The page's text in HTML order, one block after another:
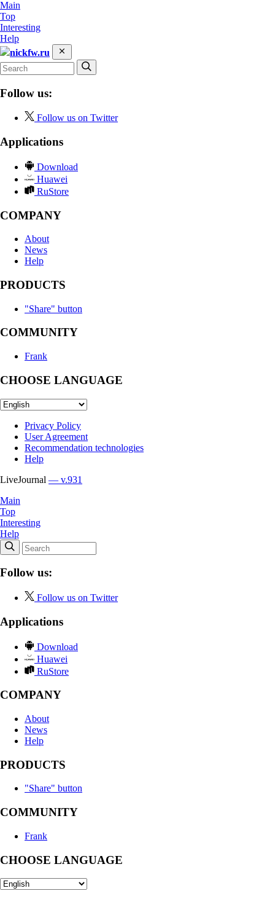
Main
Top
Interesting
Help
nickfw.ru
Follow us:
Follow us on Twitter
Applications
Download
Huawei
RuStore
COMPANY
About
News
Help
PRODUCTS
"Share" button
COMMUNITY
Frank
CHOOSE LANGUAGE
Privacy Policy
User Agreement
Recommendation technologies
Help
LiveJournal — v.931
Main
Top
Interesting
Help
Follow us:
Follow us on Twitter
Applications
Download
Huawei
RuStore
COMPANY
About
News
Help
PRODUCTS
"Share" button
COMMUNITY
Frank
CHOOSE LANGUAGE